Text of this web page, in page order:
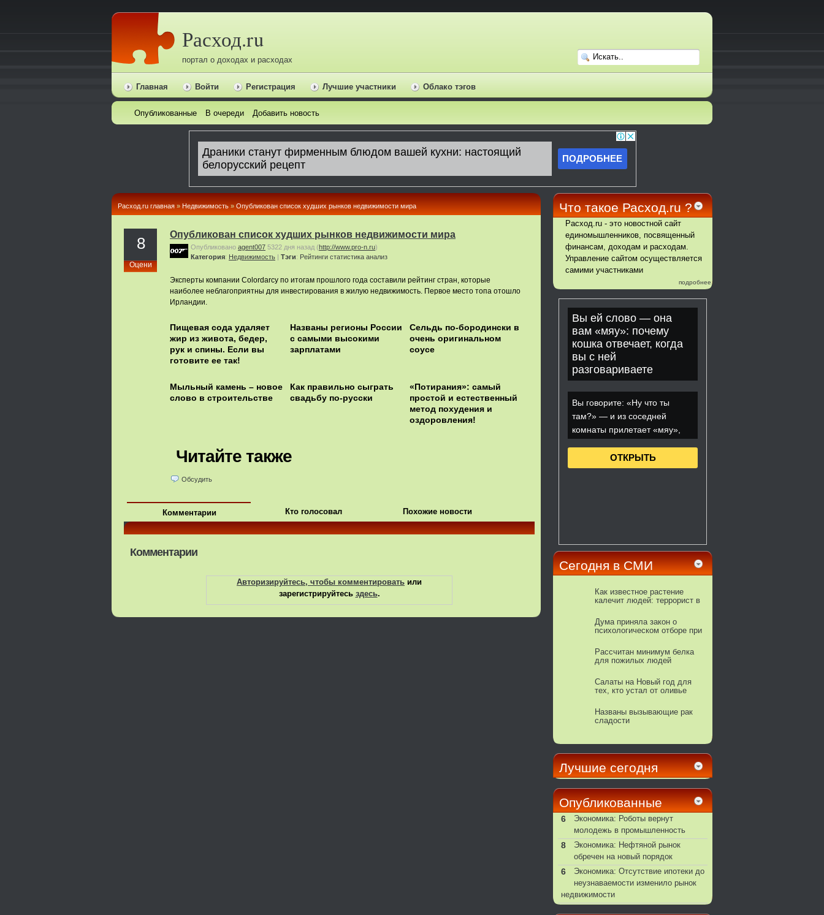
Расход.ru
портал о доходах и расходах
Главная Войти Регистрация Лучшие участники Облако тэгов
Опубликованные В очереди Добавить новость
Расход.ru главная » Недвижимость » Опубликован список худших рынков недвижимости мира
8
Оцени
Опубликован список худших рынков недвижимости мира
Опубликовано agent007 5322 дня назад (http://www.pro-n.ru)
Категория: Недвижимость | Тэги: Рейтинги статистика анализ
Эксперты компании Colordarcy по итогам прошлого года составили рейтинг стран, которые
наиболее неблагоприятны для инвестирования в жилую недвижимость. Первое место топа отошло
Ирландии.
Пищевая сода удаляет
жир из живота, бедер,
рук и спины. Если вы
готовите ее так!
Названы регионы России
с самыми высокими
зарплатами
Сельдь по-бородински в
очень оригинальном
соусе
Мыльный камень – новое
слово в строительстве
Как правильно сыграть
свадьбу по-русски
«Потирания»: самый
простой и естественный
метод похудения и
оздоровления!
Читайте также
Обсудить
Комментарии Кто голосовал Похожие новости
Комментарии
Авторизируйтесь, чтобы комментировать или
зарегистрируйтесь здесь.
Что такое Расход.ru ?
Расход.ru - это новостной сайт
единомышленников, посвященный
финансам, доходам и расходам.
Управление сайтом осуществляется
самими участниками
подробнее
Сегодня в СМИ
Как известное растение
калечит людей: террорист в
Дума приняла закон о
психологическом отборе при
службу
Рассчитан минимум белка
для пожилых людей
Салаты на Новый год для
тех, кто устал от оливье
Названы вызывающие рак
сладости
Лучшие сегодня
Опубликованные
6
Экономика: Роботы вернут
молодежь в промышленность
8
Экономика: Нефтяной рынок
обречен на новый порядок
6
Экономика: Отсутствие ипотеки до
неузнаваемости изменило рынок
недвижимости